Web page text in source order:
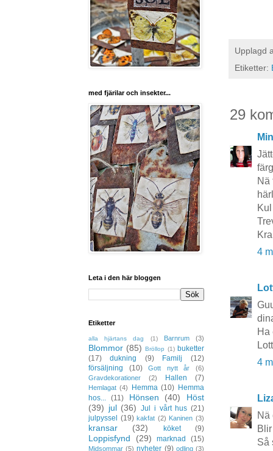
Upplagd
Etiketter:
29
Nä
4
Ha
4
Nä
Så
med fjärilar och insekter...
Leta i den här bloggen
Etiketter
alla hjärtans dag (1) Barnrum (3)
Blommor (85) Bröllop (1) buketter
(17)
dukning (9) Familj
(12)
försäljning
(10) Gott nytt år
(6)
Gravdekorationer
(2) Hallen (7)
Hemlagat (4) Hemma (10) Hemma
hos...
(11) Hönsen (40)
Höst
(39) jul (36) Jul i vårt hus (21)
julpyssel
(19) kakfat (2) Kaninen (3)
kransar (32) köket (9)
Loppisfynd (29) marknad (15)
Midsommar (5) nyheter (9) odling (3)